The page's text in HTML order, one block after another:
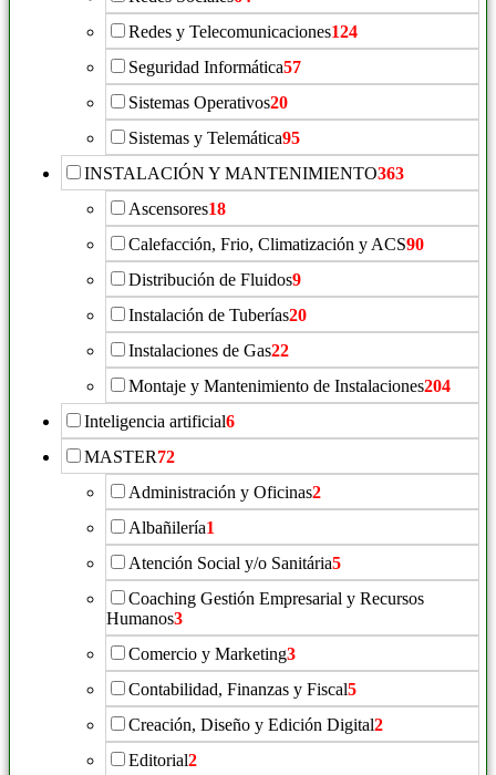
Redes y Telecomunicaciones124
Seguridad Informática57
Sistemas Operativos20
Sistemas y Telemática95
INSTALACIÓN Y MANTENIMIENTO363
Ascensores18
Calefacción, Frio, Climatización y ACS90
Distribución de Fluidos9
Instalación de Tuberías20
Instalaciones de Gas22
Montaje y Mantenimiento de Instalaciones204
Inteligencia artificial6
MASTER72
Administración y Oficinas2
Albañilería1
Atención Social y/o Sanitária5
Coaching Gestión Empresarial y Recursos
Humanos3
Comercio y Marketing3
Contabilidad, Finanzas y Fiscal5
Creación, Diseño y Edición Digital2
Editorial2